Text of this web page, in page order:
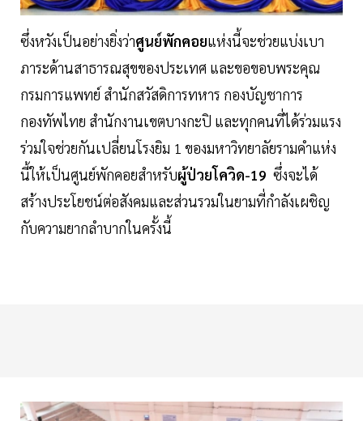
ซึ่งหวังเป็นอย่างยิ่งว่าศูนย์พักคอยแห่งนี้จะช่วยแบ่งเบา
ภาระด้านสาธารณสุขของประเทศ และขอขอบพระคุณ
กรมการแพทย์ สำนักสวัสดิการทหาร กองบัญชาการ
กองทัพไทย สำนักงานเขตบางกะปิ และทุกคนที่ได้ร่วมแรง
ร่วมใจช่วยกันเปลี่ยนโรงยิม 1 ของมหาวิทยาลัยรามคำแห่ง
นี้ให้เป็นศูนย์พักคอยสำหรับผู้ป่วยโควิด-19 ซึ่งจะได้
สร้างประโยชน์ต่อสังคมและส่วนรวมในยามที่กำลังเผชิญ
กับความยากลำบากในครั้งนี้